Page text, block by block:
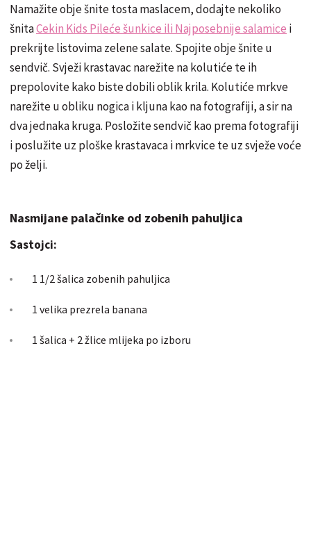
Namažite obje šnite tosta maslacem, dodajte nekoliko
šnitaCekin Kids Pileće šunkice ili Najposebnije salamice i
prekrijte listovima zelene salate. Spojite obje šnite u
sendvič. Svježi krastavac narežite na kolutiće te ih
prepolovite kako biste dobili oblik krila. Kolutiće mrkve
narežite u obliku nogica i kljuna kao na fotografiji, a sir na
dva jednaka kruga. Posložite sendvič kao prema fotografiji
i poslužite uz ploške krastavaca i mrkvice te uz svježe voće
po želji.
Nasmijane palačinke od zobenih pahuljica
Sastojci:
1 1/2 šalica zobenih pahuljica
1 velika prezrela banana
1 šalica + 2 žlice mlijeka po izboru